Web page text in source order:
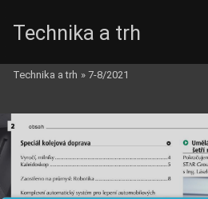
Technika a trh
Technika a trh » 7-8/2021